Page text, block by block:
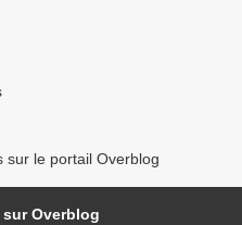
sur le portail Overblog
Overblog